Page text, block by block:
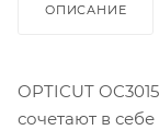
ОПИСАНИЕ
OPTICUT
сочетают в